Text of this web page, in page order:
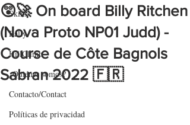
Skins
Rally
HillClimb
¿Quiénes somos?
Contacto/Contact
Políticas de privacidad
😲🚀 On board Billy Ritchen
(Nova Proto NP01 Judd) -
Course de Côte Bagnols
Sabran 2022 🇫🇷